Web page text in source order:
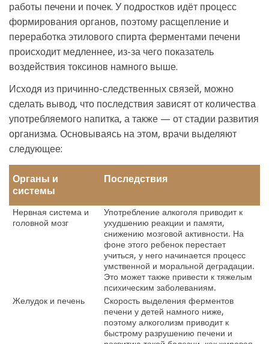
работы печени и почек. У подростков идёт процесс
формирования органов, поэтому расщепление и
переработка этилового спирта ферментами печени
происходит медленнее, из-за чего показатель
воздействия токсинов намного выше.
Исходя из причинно-следственных связей, можно
сделать вывод, что последствия зависят от количества
употребляемого напитка, а также — от стадии развития
организма. Основываясь на этом, врачи выделяют
следующее:
Органы и
системы
Последствия
Нервная система и
головной мозг
Употребление алкоголя приводит к
ухудшению реакции и памяти,
снижению мозговой активности. На
фоне этого ребенок перестает
учиться, у него начинается процесс
умственной и моральной деградации.
Это может также привести к тяжелым
психическим заболеваниям.
Желудок и печень
Скорость выделения ферментов
печени у детей намного ниже,
поэтому алкоголизм приводит к
быстрому разрушению печени и